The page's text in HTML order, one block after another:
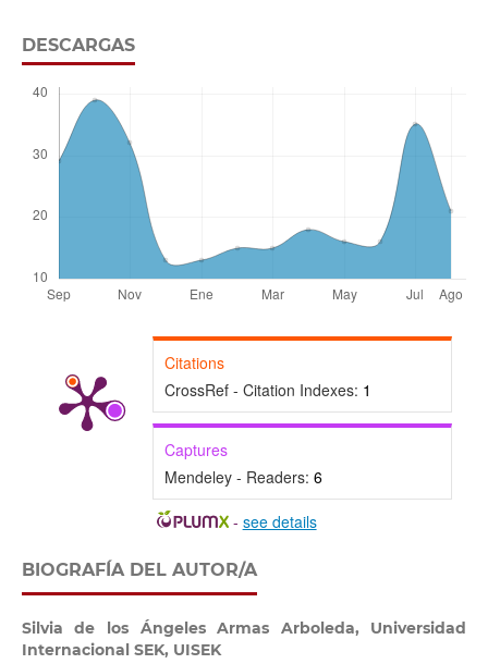
DESCARGAS
Citations
CrossRef - Citation Indexes: 1
Captures
Mendeley - Readers: 6
- see details
BIOGRAFÍA DEL AUTOR/A
Silvia de los Ángeles Armas Arboleda, Universidad
Internacional SEK, UISEK